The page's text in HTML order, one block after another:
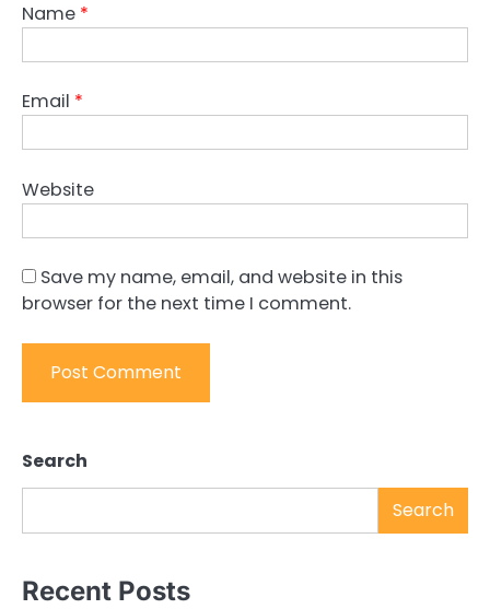
Name *
Email *
Website
Save my name, email, and website in this
browser for the next time I comment.
Search
Search
Recent Posts